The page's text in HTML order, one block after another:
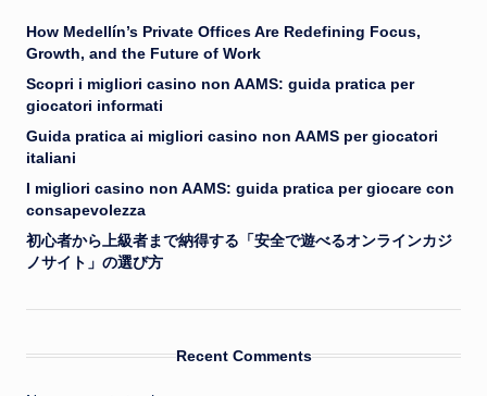
How Medellín’s Private Offices Are Redefining Focus,
Growth, and the Future of Work
Scopri i migliori casino non AAMS: guida pratica per
giocatori informati
Guida pratica ai migliori casino non AAMS per giocatori
italiani
I migliori casino non AAMS: guida pratica per giocare con
consapevolezza
初心者から上級者まで納得する「安全で遊べるオンラインカジ
ノサイト」の選び方
Recent Comments